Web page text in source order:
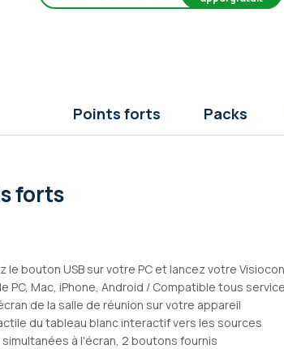
Points forts Packs
forts
le bouton USB sur votre PC et lancez votre
PC, Mac, iPhone, Android / Compatible tous
de la salle de réunion sur votre appareil
du tableau blanc interactif vers les sources
à l'écran, 2 boutons fournis